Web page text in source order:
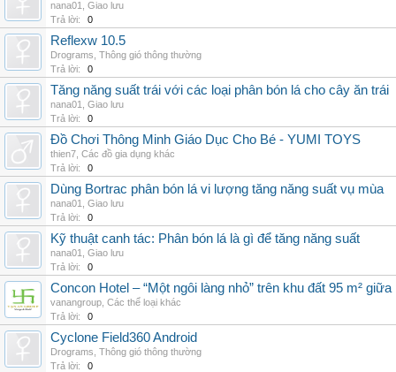
nana01
Giao lưu
Trả lời:
0
Reflexw 10.5
Drograms Thông gió thông thường
Trả lời:
0
Tăng năng suất trái với các loại phân bón lá cho cây ăn trái
nana01
Giao lưu
Trả lời:
0
Đồ Chơi Thông Minh Giáo Dục Cho Bé - YUMI TOYS
thien7 Các đồ gia dụng khác
Trả lời:
0
Dùng Bortrac phân bón lá vi lượng tăng năng suất vụ mùa
nana01
Giao lưu
Trả lời:
0
Kỹ thuật canh tác: Phân bón lá là gì để tăng năng suất
nana01
Giao lưu
Trả lời:
0
Concon Hotel – “Một ngôi làng nhỏ” trên khu đất 95 m²
vanangroup Các thể loại khác
Trả lời:
0
Cyclone Field360 Android
Drograms Thông gió thông thường
Trả lời:
0